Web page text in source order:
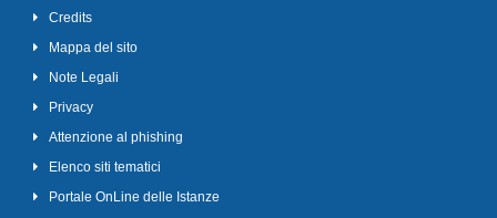
Credits
Mappa del sito
Note Legali
Privacy
Attenzione al phishing
Elenco siti tematici
Portale OnLine delle Istanze